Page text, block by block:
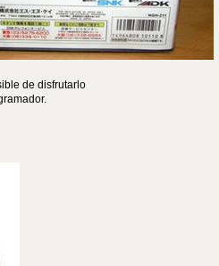
de disfrutarlo